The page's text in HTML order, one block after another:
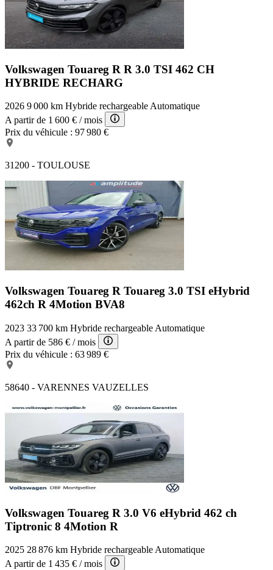
Volkswagen Touareg R R 3.0 TSI 462 CH
HYBRIDE RECHARG
2026 9 000 km Hybride rechargeableAutomatique
A partir de 1 600 € / mois
Prix du véhicule : 97 980 €
31200 - TOULOUSE
Volkswagen Touareg R Touareg 3.0 TSI eHybrid
462ch R 4Motion BVA8
2023 33 700 km Hybride rechargeable Automatique
A partir de 586 € / mois
Prix du véhicule : 63 989 €
58640 - VARENNES VAUZELLES
Volkswagen Touareg R 3.0 V6 eHybrid 462 ch
Tiptronic 8 4Motion R
2025 28 876 km Hybride rechargeable Automatique
A partir de 1 435 € / mois